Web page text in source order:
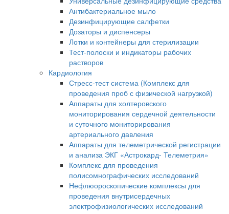
Антибактериальное мыло
Дезинфицирующие салфетки
Дозаторы и диспенсеры
Лотки и контейнеры для стерилизации
Тест-полоски и индикаторы рабочих
растворов
Кардиология
Стресс-тест система (Комплекс для
проведения проб с физической нагрузкой)
Аппараты для холтеровского
мониторирования сердечной деятельности
и суточного мониторирования
артериального давления
Аппараты для телеметрической регистрации
и анализа ЭКГ «Астрокард- Телеметрия»
Комплекс для проведения
полисомнографических исследований
Нефлюороскопические комплексы для
проведения внутрисердечных
электрофизиологических исследований